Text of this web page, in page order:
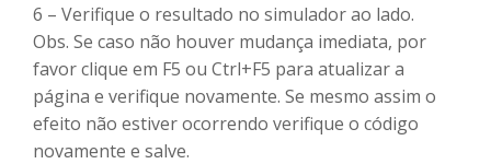
6 – Verifique o resultado no simulador ao lado.
Obs. Se caso não houver mudança imediata, por
favor clique em F5 ou Ctrl+F5 para atualizar a
página e verifique novamente. Se mesmo assim o
efeito não estiver ocorrendo verifique o código
novamente e salve.